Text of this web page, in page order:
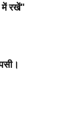
में रखें"